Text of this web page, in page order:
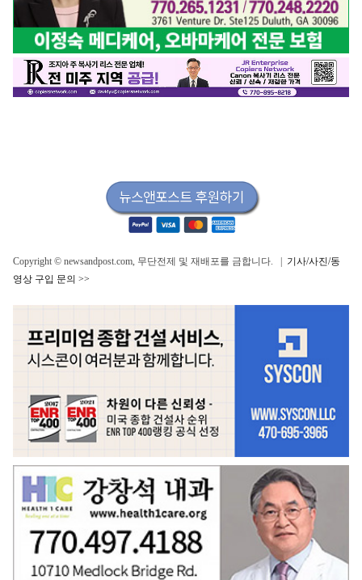
Copyright © newsandpost.com, 무단전제 및 재배포를 금합니다. | 기사/사진/동
영상 구입 문의 >>